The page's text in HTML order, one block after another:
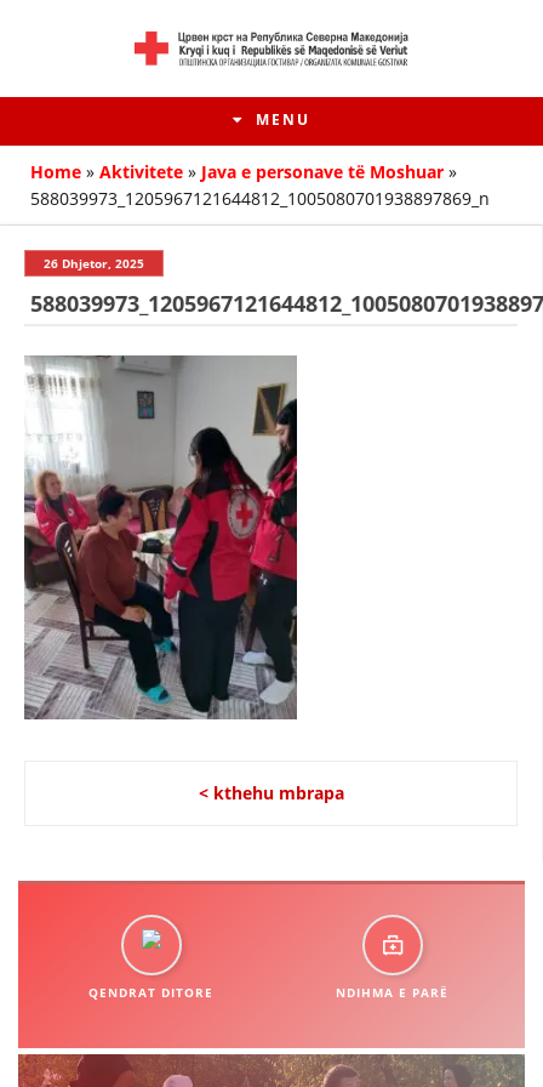
MENU
HISTORIA E LËVIZJES
HISTORIA E KRYQIT TË KUQ
STRUKTURA E ORGANIZATËS
KONTAKT INFORMACIONE
LIGJI I KRYQIT TË KUQ
DISEMINIMI
Home » Aktivitete » Javа е personave të Moshuar »
588039973_1205967121644812_1005080701938897869_n
26 Dhjetor, 2025
< kthehu mbrapa
QENDRAT DITORE NDIHMA E PARË